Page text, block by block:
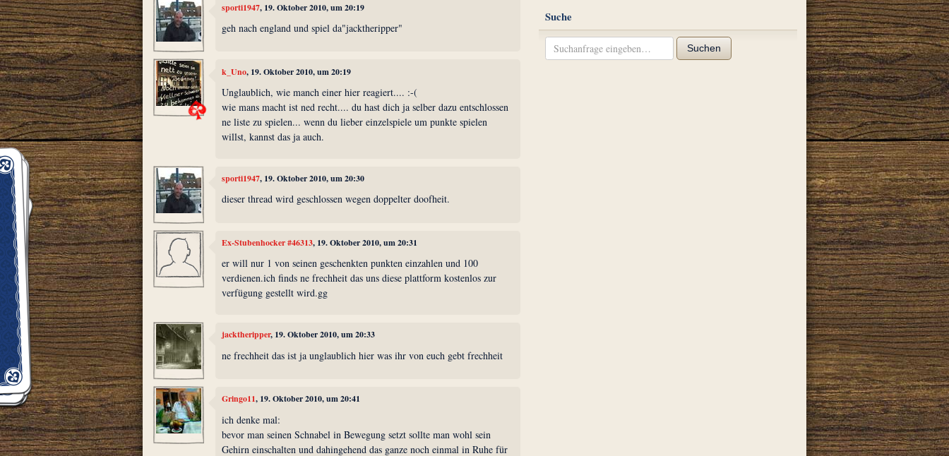
sporti1947, 19. Oktober 2010, um 20:19
geh nach england und spiel da"jacktheripper"
k_Uno, 19. Oktober 2010, um 20:19
Unglaublich, wie manch einer hier reagiert.... :-(
wie mans macht ist ned recht.... du hast dich ja selber dazu entschlossen
ne liste zu spielen... wenn du lieber einzelspiele um punkte spielen
willst, kannst das ja auch.
sporti1947, 19. Oktober 2010, um 20:30
dieser thread wird geschlossen wegen doppelter doofheit.
Ex-Stubenhocker #46313, 19. Oktober 2010, um 20:31
er will nur 1 von seinen geschenkten punkten einzahlen und 100
verdienen.ich finds ne frechheit das uns diese plattform kostenlos zur
verfügung gestellt wird.gg
jacktheripper, 19. Oktober 2010, um 20:33
ne frechheit das ist ja unglaublich hier was ihr von euch gebt frechheit
Gringo11, 19. Oktober 2010, um 20:41
ich denke mal:
bevor man seinen Schnabel in Bewegung setzt sollte man wohl sein
Gehirn einschalten und dahingehend das ganze noch einmal in Ruhe für
Suche
Suchen